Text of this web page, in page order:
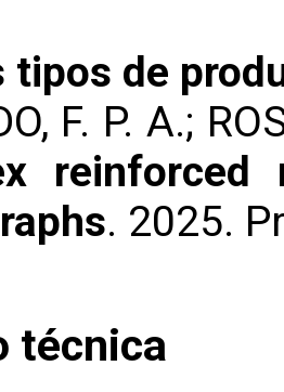
tipos de
F. P. A.;
reinforced
. 2025.
técnica